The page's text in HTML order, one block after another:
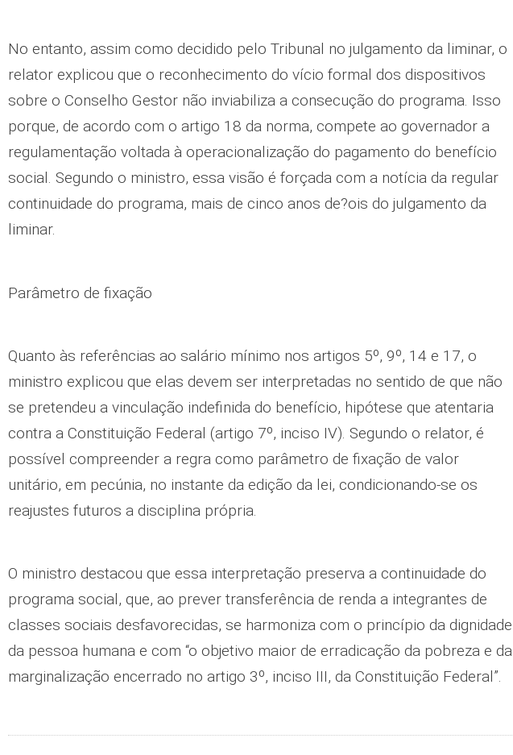
No entanto, assim como decidido pelo Tribunal no julgamento da liminar, o
relator explicou que o reconhecimento do vício formal dos dispositivos
sobre o Conselho Gestor não inviabiliza a consecução do programa. Isso
porque, de acordo com o artigo 18 da norma, compete ao governador a
regulamentação voltada à operacionalização do pagamento do benefício
social. Segundo o ministro, essa visão é forçada com a notícia da regular
continuidade do programa, mais de cinco anos de?ois do julgamento da
liminar.
Parâmetro de fixação
Quanto às referências ao salário mínimo nos artigos 5º, 9º, 14 e 17, o
ministro explicou que elas devem ser interpretadas no sentido de que não
se pretendeu a vinculação indefinida do benefício, hipótese que atentaria
contra a Constituição Federal (artigo 7º, inciso IV). Segundo o relator, é
possível compreender a regra como parâmetro de fixação de valor
unitário, em pecúnia, no instante da edição da lei, condicionando-se os
reajustes futuros a disciplina própria.
O ministro destacou que essa interpretação preserva a continuidade do
programa social, que, ao prever transferência de renda a integrantes de
classes sociais desfavorecidas, se harmoniza com o princípio da dignidade
da pessoa humana e com “o objetivo maior de erradicação da pobreza e da
marginalização encerrado no artigo 3º, inciso III, da Constituição Federal”.